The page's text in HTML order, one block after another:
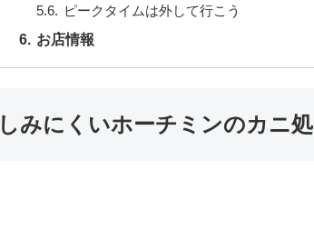
ピークタイムは外して行こう
お店情報
みにくいホーチミンのカニ処